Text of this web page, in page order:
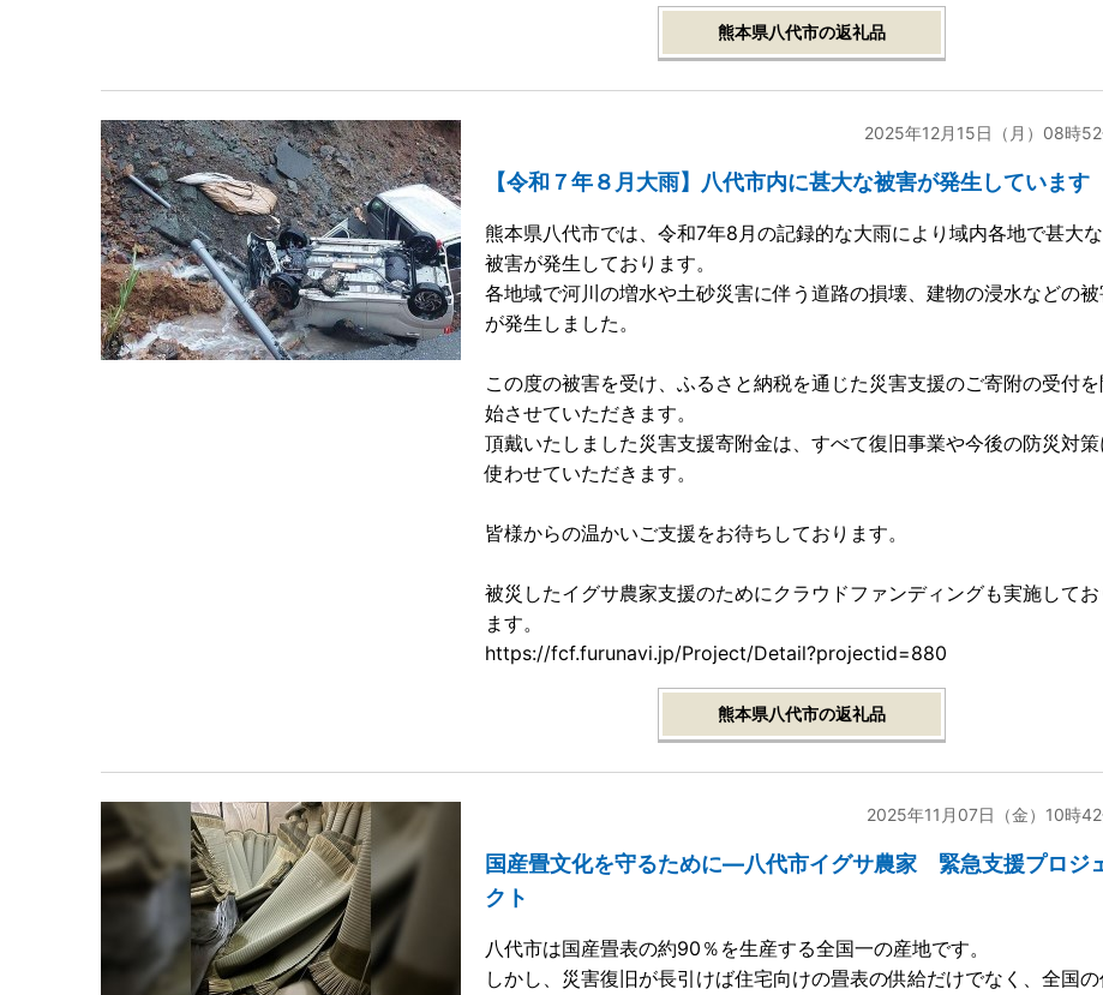
熊本県八代市の返礼品
2025年12月15日（月）08時
【令和７年８月大雨】八代市内に甚大な被害が発生しています
熊本県八代市では、令和7年8月の記録的な大雨により域内各地で甚大な
被害が発生しております。
各地域で河川の増水や土砂災害に伴う道路の損壊、建物の浸水などの
が発生しました。
この度の被害を受け、ふるさと納税を通じた災害支援のご寄附の受付を
始させていただきます。
頂戴いたしました災害支援寄附金は、すべて復旧事業や今後の防災対策
使わせていただきます。
皆様からの温かいご支援をお待ちしております。
被災したイグサ農家支援のためにクラウドファンディングも実施してお
ます。
https://fcf.furunavi.jp/Project/Detail?projectid=880
熊本県八代市の返礼品
2025年11月07日（金）10時
国産畳文化を守るために—八代市イグサ農家 緊急支援プロジ
クト
八代市は国産畳表の約90％を生産する全国一の産地です。
しかし、災害復旧が長引けば住宅向けの畳表の供給だけでなく、全国